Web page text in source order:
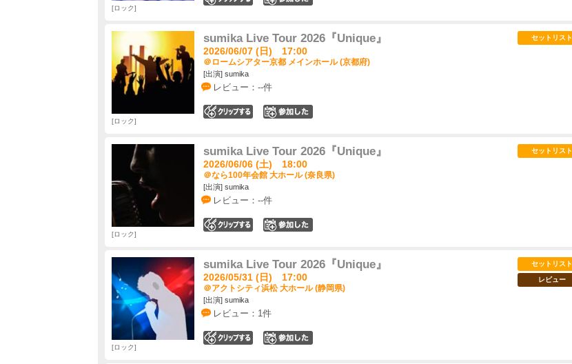
ロック
sumika Live Tour 2026『Unique』
2026/06/07 (日) 17:00
＠ロームシアター京都 メインホール (京都府)
[出演] sumika
レビュー：--件
セットリスト
ロック
sumika Live Tour 2026『Unique』
2026/06/06 (土) 18:00
＠なら100年会館 大ホール (奈良県)
[出演] sumika
レビュー：--件
セットリスト
ロック
sumika Live Tour 2026『Unique』
2026/05/31 (日) 17:00
＠アクトシティ浜松 大ホール (静岡県)
[出演] sumika
レビュー：1件
セットリスト
レビュー
ロック